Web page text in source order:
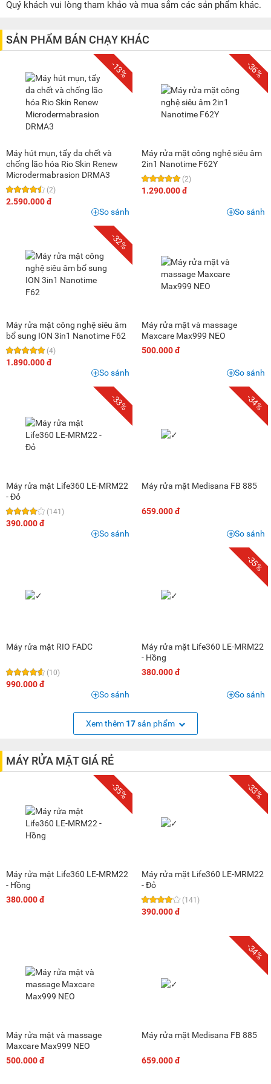
1 triệu - 1,5 triệu (3)
2 triệu - 3 triệu
3 triệu - 5 triệu (3)
Quý khách vui lòng tham khảo và mua sắm các sản phẩm khác.
SẢN PHẨM BÁN CHẠY KHÁC
-13%
Máy hút mụn, tẩy da chết và
chống lão hóa Rio Skin Renew
Microdermabrasion DRMA3
(2)
2.590.000 đ
So sánh
-36%
Máy rửa mặt công nghệ siêu âm
2in1 Nanotime F62Y
(2)
1.290.000 đ
So sánh
-32%
Máy rửa mặt công nghệ siêu âm
bổ sung ION 3in1 Nanotime F62
(4)
1.890.000 đ
So sánh
Máy rửa mặt và massage
Maxcare Max999 NEO
500.000 đ
So sánh
-33%
Máy rửa mặt Life360 LE-MRM22
- Đỏ
(141)
390.000 đ
So sánh
-34%
Máy rửa mặt Medisana FB 885
659.000 đ
So sánh
Máy rửa mặt RIO FADC
(10)
990.000 đ
So sánh
-35%
Máy rửa mặt Life360 LE-MRM22
- Hồng
380.000 đ
So sánh
Xem thêm 17sản phẩm
MÁY RỬA MẶT GIÁ RẺ
-35%
Máy rửa mặt Life360 LE-MRM22
- Hồng
380.000 đ
-33%
Máy rửa mặt Life360 LE-MRM22
- Đỏ
(141)
390.000 đ
Máy rửa mặt và massage
Maxcare Max999 NEO
500.000 đ
-34%
Máy rửa mặt Medisana FB 885
659.000 đ